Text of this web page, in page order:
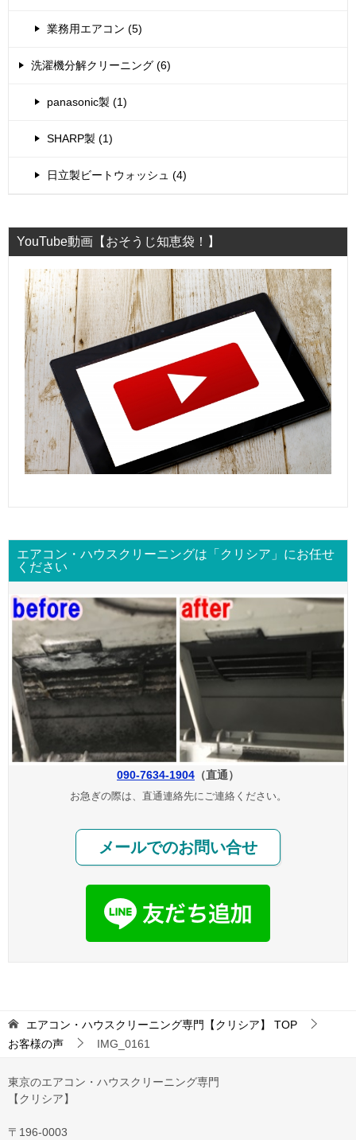
業務用エアコン (5)
洗濯機分解クリーニング (6)
panasonic製 (1)
SHARP製 (1)
日立製ビートウォッシュ (4)
YouTube動画【おそうじ知恵袋！】
エアコン・ハウスクリーニングは「クリシア」にお任せ
ください
090-7634-1904 （直通）
お急ぎの際は、直通連絡先にご連絡ください。
メールでのお問い合せ
エアコン・ハウスクリーニング専門【クリシア】
TOP
お客様の声
IMG_0161
東京のエアコン・ハウスクリーニング専門
【クリシア】
〒196-0003